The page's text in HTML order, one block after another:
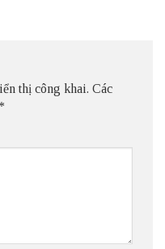
thị công khai. Các
*